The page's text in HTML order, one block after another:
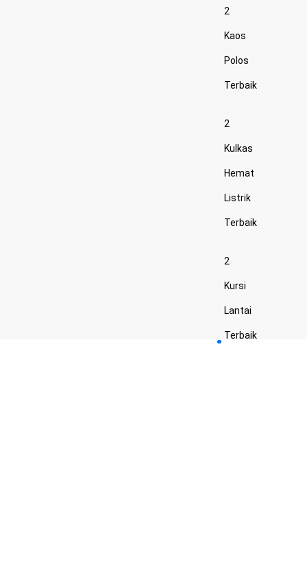
2
Kaos
Polos
Terbaik
2
Kulkas
Hemat
Listrik
Terbaik
2
Kursi
Lantai
Terbaik